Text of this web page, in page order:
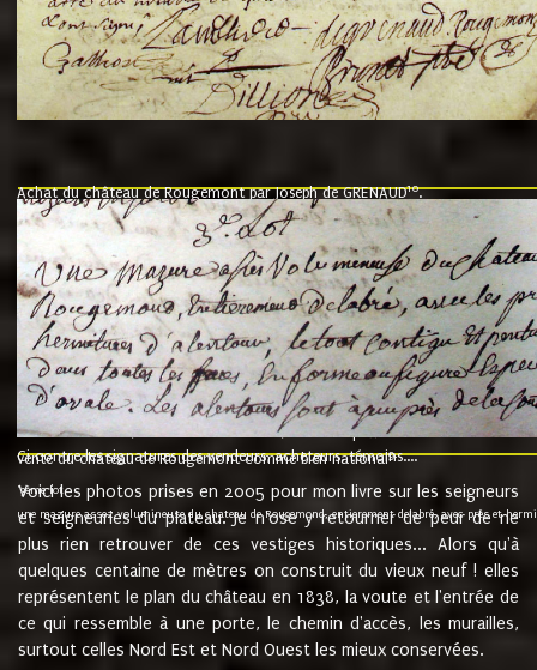
Achat du château de Rougemont par Joseph de GRENAUD10.
"l'an mil six cent soixante treze le ving neuvième jour du mois de
nommé fut présent Messire Claude Guillaume de Moyriat chevalier baron
vend, purement simplement et irrevocablement a monseigneur monsieur
et chavannes conseiller du roy au parlement de Bourgogne, present et
que le dit seigneur Baron de la Vellière a sur ses hommes, indivisables et
de la Velliere tout ainsi et comme le dit seigneur Baron et ses
présent......"
suivent les rentes, donation des terriers, etc... au prix de 880 livre louis
Ci contre les signatures des vendeurs, acheteurs, témoins....
vente du château de Rougemont comme bien national9.
"3ème lot
une mazure assez volumineuse du chateau de Rougemond, entierement delabré, avec près et
Voici les photos prises en 2005 pour mon livre sur les seigneurs
et seigneuries du plateau. Je n'ose y retourner de peur de ne
plus rien retrouver de ces vestiges historiques... Alors qu'à
quelques centaine de mètres on construit du vieux neuf ! elles
représentent le plan du château en 1838, la voute et l'entrée de
ce qui ressemble à une porte, le chemin d'accès, les murailles,
surtout celles Nord Est et Nord Ouest les mieux conservées.